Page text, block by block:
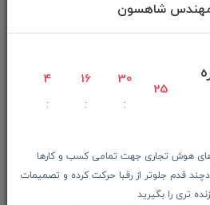
4 16 30
24
هوش تجاری جهت تمامی کسب و کارها
قدم جلوتر از رقبا حرکت کرده و تصمیمات
تری را بگیرید